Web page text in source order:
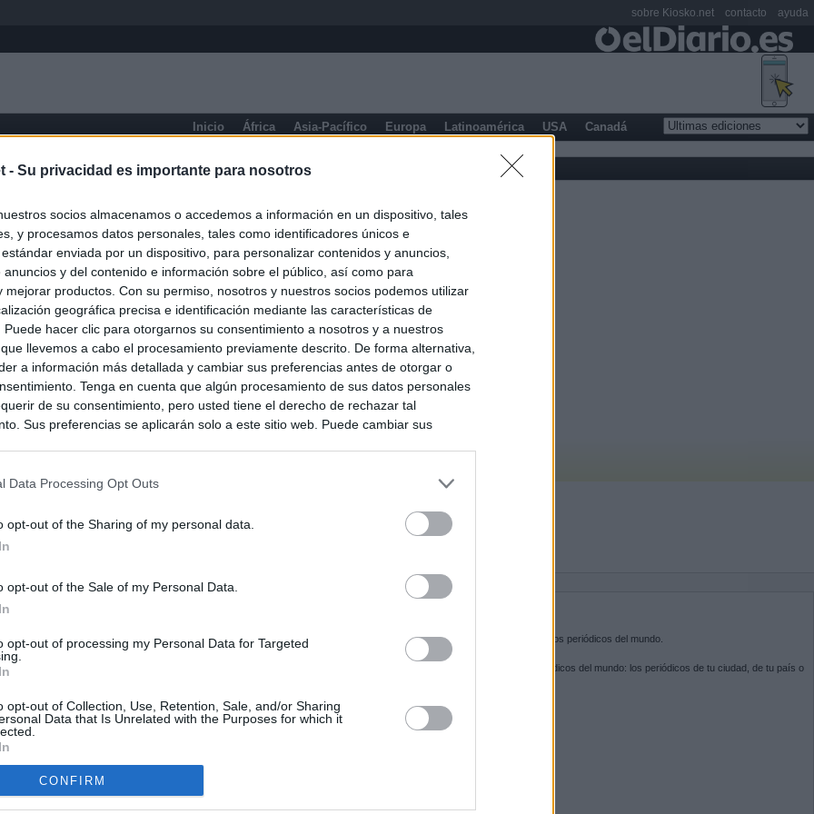
- Su privacidad es importante para nosotros
socios almacenamos o accedemos a información en un dispositivo, tales
y procesamos datos personales, tales como identificadores únicos e
enviada por un dispositivo, para personalizar contenidos y anuncios,
anuncios y del contenido e información sobre el público, así como para
mejorar productos. Con su permiso, nosotros y nuestros socios podemos utilizar
geográfica precisa e identificación mediante las características de
Puede hacer clic para otorgarnos su consentimiento a nosotros y a nuestros
llevemos a cabo el procesamiento previamente descrito. De forma alternativa,
a información más detallada y cambiar sus preferencias antes de otorgar o
Tenga en cuenta que algún procesamiento de sus datos personales
de su consentimiento, pero usted tiene el derecho de rechazar tal
Sus preferencias se aplicarán solo a este sitio web. Puede cambiar sus
Data Processing Opt Outs
opt-out of the Sharing of my personal data.
opt-out of the Sale of my Personal Data.
opt-out of processing my Personal Data for Targeted
opt-out of Collection, Use, Retention, Sale, and/or Sharing
Data that Is Unrelated with the Purposes for which it
CONFIRM
Inicio África Asia-Pacífico Europa Latinoamérica USA Canadá
la alerta en Ceuta y estrecha la coordinación con Marruecos
a cruzar la frontera
sobre el PP por la acogida de los menores de Ceuta en las
gobiernan en coalición
Kiosko.netes la puerta de entrada a los periódicos del mundo.
Navega por las portadas de los periódicos del mundo: los periódicos de tu ciudad, de tu país o
SÍGUENOS
sobre Kiosko.net contacto ayuda